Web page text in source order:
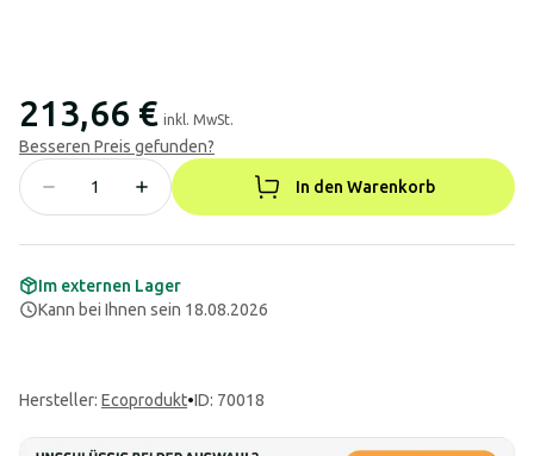
213,66 € inkl. MwSt.
Besseren Preis gefunden?
In den Warenkorb
Im externen Lager
Kann bei Ihnen sein 18.08.2026
Hersteller: Ecoprodukt•ID: 70018